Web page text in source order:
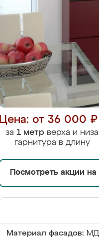
Цена: от 36 000 ₽
за 1 метр верха и низа
гарнитура в длину
Посмотреть акции
Материал фасадов: